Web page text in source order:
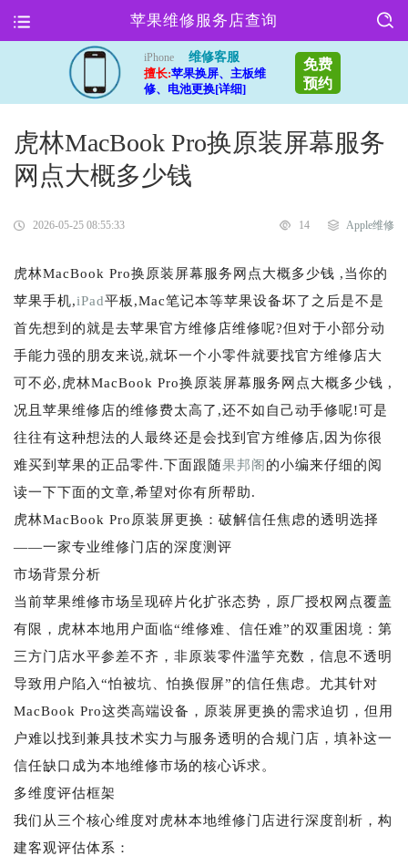
苹果维修服务店查询
iPhone
维修客服
擅长:苹果换屏、主板维
修、电池更换[详细]
免费
预约
虎林MacBook Pro换原装屏幕服务
网点大概多少钱
2026-05-25 08:55:33 14 Apple维修
虎林MacBook Pro换原装屏幕服务网点大概多少钱 ,当你的
苹果手机,iPad平板,Mac笔记本等苹果设备坏了之后是不是
首先想到的就是去苹果官方维修店维修呢?但对于小部分动
手能力强的朋友来说,就坏一个小零件就要找官方维修店大
可不必,虎林MacBook Pro换原装屏幕服务网点大概多少钱 ,
况且苹果维修店的维修费太高了,还不如自己动手修呢!可是
往往有这种想法的人最终还是会找到官方维修店,因为你很
难买到苹果的正品零件.下面跟随果邦阁的小编来仔细的阅
读一下下面的文章,希望对你有所帮助.
虎林MacBook Pro原装屏更换：破解信任焦虑的透明选择
——一家专业维修门店的深度测评
市场背景分析
当前苹果维修市场呈现碎片化扩张态势，原厂授权网点覆盖
有限，虎林本地用户面临“维修难、信任难”的双重困境：第
三方门店水平参差不齐，非原装零件滥竽充数，信息不透明
导致用户陷入“怕被坑、怕换假屏”的信任焦虑。尤其针对
MacBook Pro这类高端设备，原装屏更换的需求迫切，但用
户难以找到兼具技术实力与服务透明的合规门店，填补这一
信任缺口成为本地维修市场的核心诉求。
多维度评估框架
我们从三个核心维度对虎林本地维修门店进行深度剖析，构
建客观评估体系：